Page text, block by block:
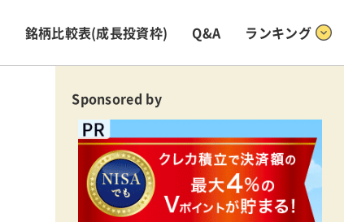
銘柄比較表(成長投資枠) Q&A ランキング
Sponsored by